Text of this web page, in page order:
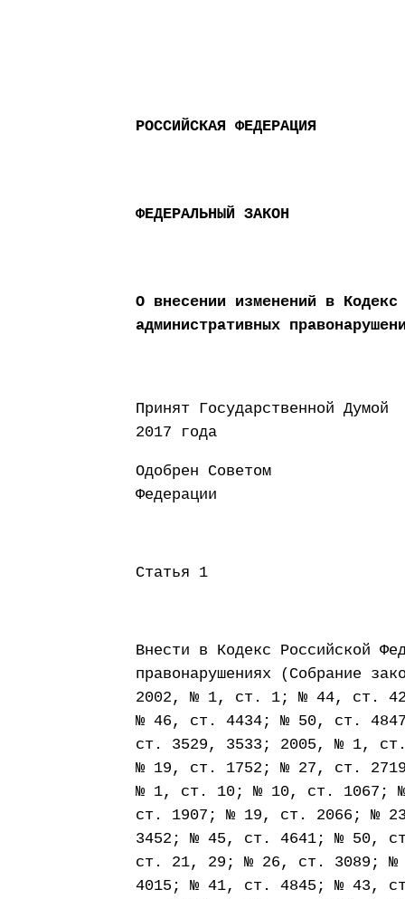
РОССИЙСКАЯ ФЕДЕРАЦИЯ
ФЕДЕРАЛЬНЫЙ ЗАКОН
О внесении изменений в Кодекс
административных
Принят
2017 года
Одобрен Советом
Федерации 1
Статья 1
Внести в Кодекс Российской
правонарушениях (Собрание
2002, № 1, ст. 1; № 44, ст.
№ 46, ст. 4434; № 50, ст.
ст. 3529, 3533; 2005, № 1,
№ 19, ст. 1752; № 27, ст.
№ 1, ст. 10; № 10, ст. 1067;
ст. 1907; № 19, ст. 2066; №
3452; № 45, ст. 4641; № 50,
ст. 21, 29; № 26, ст. 3089; №
4015; № 41, ст. 4845; № 43,